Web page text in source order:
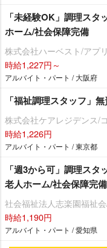
「未経験OK」調理ス
ホーム/社会保障完備
株式会社ハーベスト/アプ
時給1,227円～
アルバイト・パート / 大阪府
「福祉調理スタッフ」
株式会社ケアレジデンス/
時給1,226円
アルバイト・パート / 東京都
「週3から可」調理ス
老人ホーム/社会保障完備
社会福祉法人志楽園福祉
時給1,190円
アルバイト・パート / 愛知県